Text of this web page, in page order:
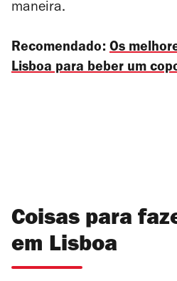
maneira.
Recomendado: Os
Lisboa para beber um
Coisas para
em Lisboa